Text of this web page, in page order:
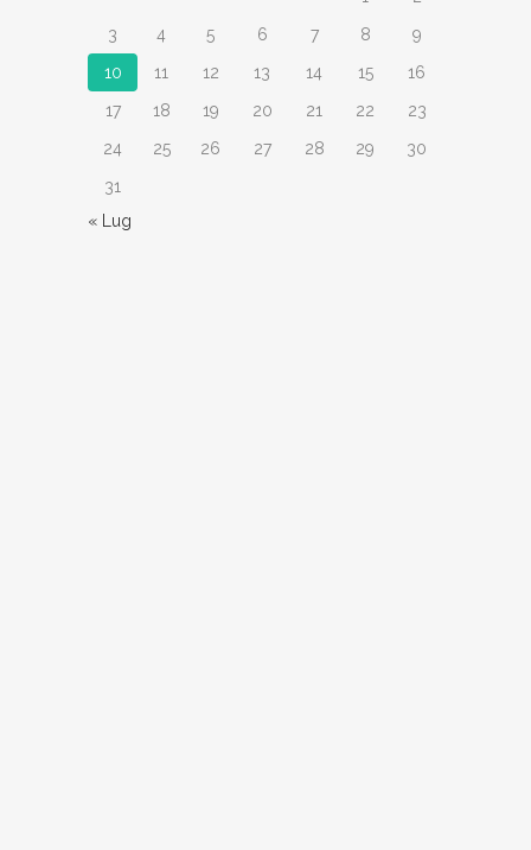
3
4 5 6 7 8
9
10
11 12 13 14 15
16
17
18 19 20 21 22
23
24
25 26 27 28 29
30
31
« Lug